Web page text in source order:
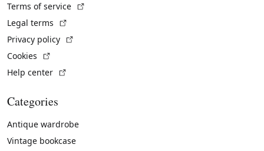
Terms of service
Legal terms
Privacy policy
Cookies
Help center
Categories
Antique wardrobe
Vintage bookcase